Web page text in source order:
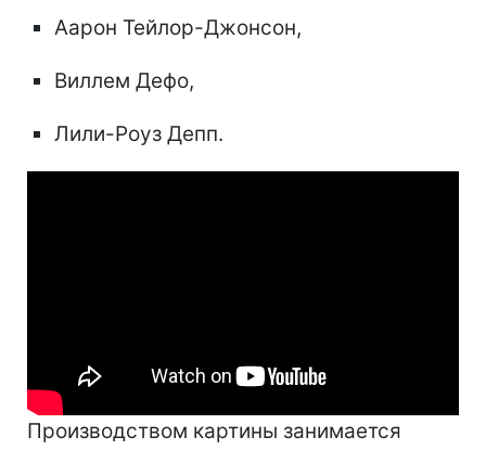
Аарон Тейлор-Джонсон,
Виллем Дефо,
Лили-Роуз Депп.
Производством картины занимается